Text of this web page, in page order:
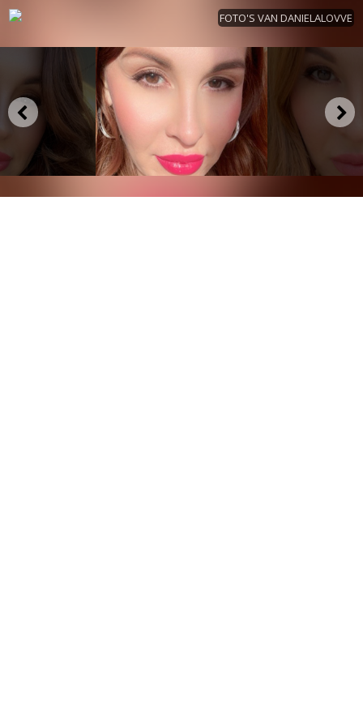
FOTO'S VAN DANIELALOVVE